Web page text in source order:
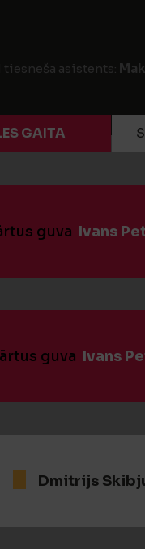
tiesneša asistents:
GAITA
guva Ivans
guva Ivans
Dmitrijs